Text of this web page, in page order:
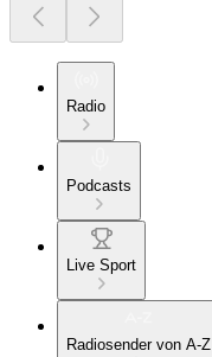
Radio
Podcasts
Live Sport
Radiosender von A-Z